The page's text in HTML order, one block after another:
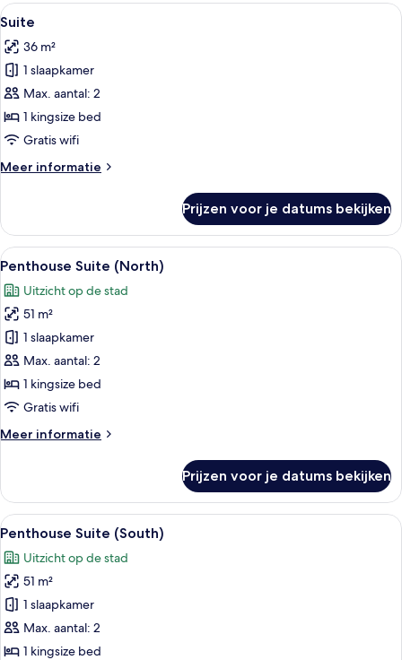
Alle
foto's
voor
Suite
laden
Een moderne hotelkamer met een
4
Suite
36 m²
1 slaapkamer
Max. aantal: 2
1 kingsize bed
Gratis wifi
Meer informatie
Meer
Prijzen voor je datums bekijken
Alle
foto's
voor
Penthouse
Suite
(North)
laden
Een moderne slaapkamer met een
6
Penthouse Suite (North)
Uitzicht op de stad
51 m²
1 slaapkamer
Max. aantal: 2
1 kingsize bed
Gratis wifi
Meer informatie
Meer
Suite
(North)
Prijzen voor je datums bekijken
Alle
foto's
voor
Penthouse
Suite
(South)
laden
Een moderne hotelkamer met een
4
Penthouse Suite (South)
Uitzicht op de stad
51 m²
1 slaapkamer
Max. aantal: 2
1 kingsize bed